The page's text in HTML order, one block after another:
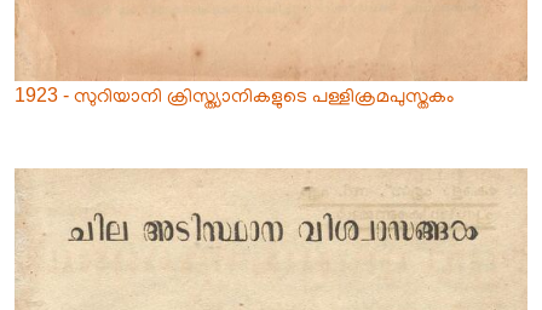
1923 - സുറിയാനി ക്രിസ്ത്യാനികളുടെ പള്ളിക്രമപുസ്തകം